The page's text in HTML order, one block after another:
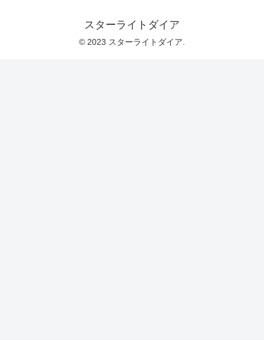
スターライトダイア
© 2023 スターライトダイア.